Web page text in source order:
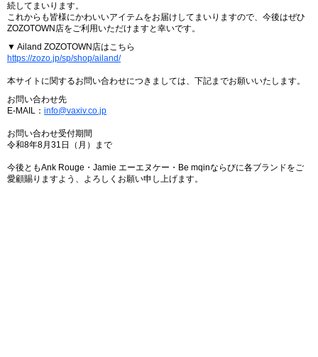
続してまいります。
これからも皆様にかわいいアイテムをお届けしてまいりますので、今後はぜひ
ZOZOTOWN店をご利用いただけますと幸いです。
▼ Ailand ZOZOTOWN店はこちら
https://zozo.jp/sp/shop/ailand/
本サイトに関するお問い合わせにつきましては、下記までお願いいたします。
お問い合わせ先
E-MAIL： info@vaxiv.co.jp
お問い合わせ受付期間
令和8年8月31日（月）まで
今後ともAnk Rouge・Jamie エーエヌケー・Be mqinならびに各ブランドをご
愛顧賜りますよう、よろしくお願い申し上げます。